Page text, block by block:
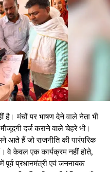
है। मंचों पर भाषण देने वाले नेता भी
दर्ज कराने वाले चेहरे भी।
हैं जो राजनीति की पारंपरिक
वे केवल एक कार्यक्रम नहीं होते,
प्रधानमंत्री एवं जननायक